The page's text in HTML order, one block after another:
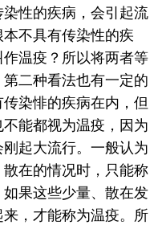
性的疾病，会引起流
不具有传染性的疾
温疫？所以将两者等
二种看法也有一定的
染悱的疾病在内，但
能都视为温疫，因为
起大流行。一般认为
在的情况时，只能称
果这些少量、散在发
，才能称为温疫。所